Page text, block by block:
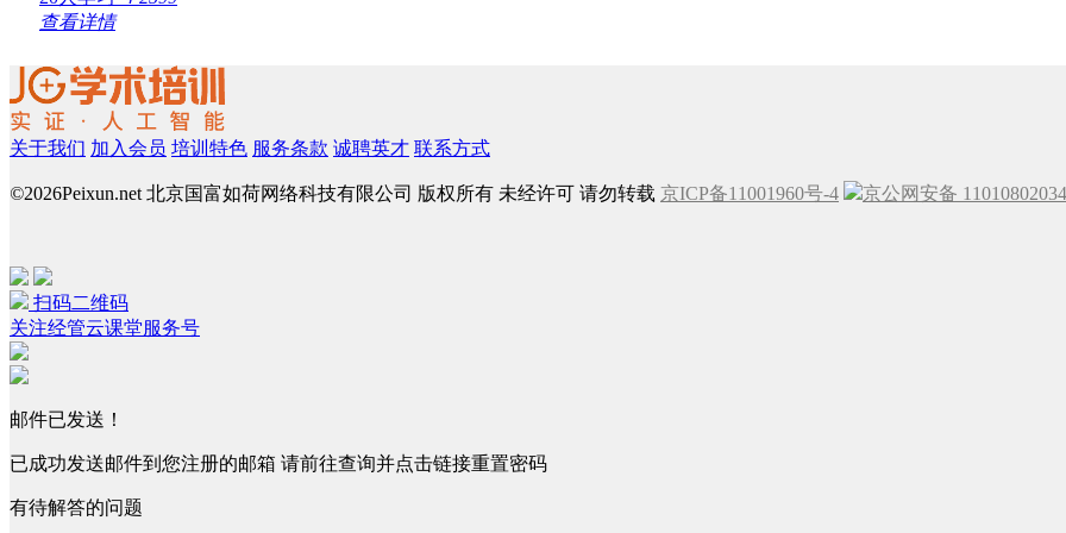
查看详情
关于我们 加入会员 培训特色 服务条款 诚聘英才 联系方式
©2026Peixun.net 北京国富如荷网络科技有限公司 版权所有 未经许可 请勿转载 京ICP备11001960号-4 京公网安备
扫码二维码
关注经管云课堂服务号
邮件已发送！
已成功发送邮件到您注册的邮箱 请前往查询并点击链接重置密码
有待解答的问题